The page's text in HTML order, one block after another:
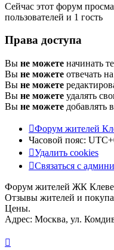
Сейчас этот форум
пользователей и 1 гость
Права доступа
Вы не можете начинать
Вы не можете отвечать
Вы не можете
Вы не можете удалять
Вы не можете добавлять
Форум жителей
Часовой пояс:
Удалить cookies
Связаться с
Форум жителей ЖК
Отзывы жителей и
Цены.
Адрес: Москва, ул.